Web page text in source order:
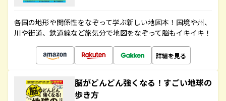
各国の地形や関係性をなぞって学ぶ新しい地図本！国境や州、
川や街道、鉄道線など旅気分で地図をなぞって脳もイキイキ！
詳細を見る
脳がどんどん強くなる！すごい地球の
歩き方